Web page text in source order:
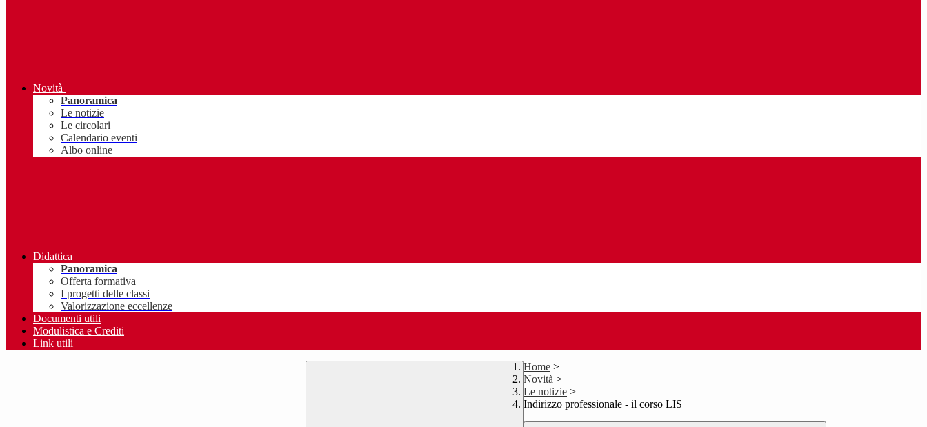
Novità
Panoramica
Le notizie
Le circolari
Calendario eventi
Albo online
Didattica
Panoramica
Offerta formativa
I progetti delle classi
Valorizzazione eccellenze
Documenti utili
Modulistica e Crediti
Link utili
Home >
Novità >
Le notizie >
Indirizzo professionale - il corso LIS